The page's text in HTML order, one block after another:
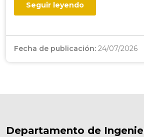
Seguir leyendo
Fecha de publicación: 24/07/2026
Departamento de